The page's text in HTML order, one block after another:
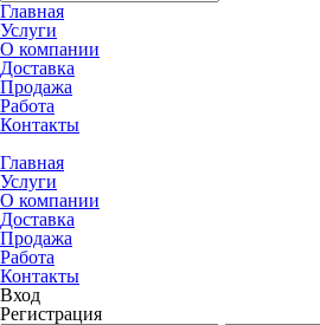
Главная
Услуги
О компании
Доставка
Продажа
Работа
Контакты
Главная
Услуги
О компании
Доставка
Продажа
Работа
Контакты
Вход
Регистрация